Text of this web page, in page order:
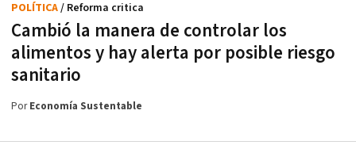
Cambió la manera de controlar los
alimentos y hay alerta por posible riesgo
sanitario
POLÍTICA/ Reforma critica
PorEconomía Sustentable